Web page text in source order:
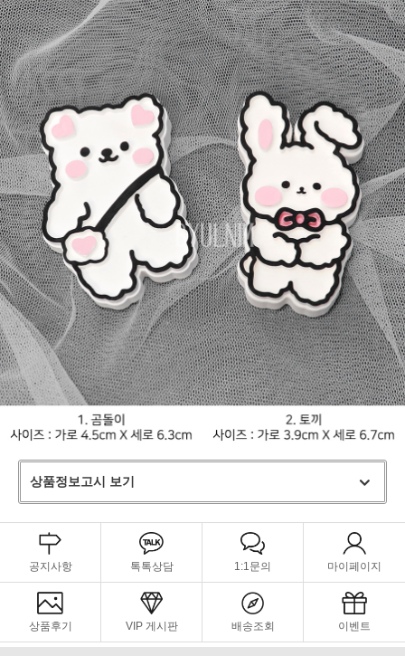
상품정보고시 보기
공지사항 톡톡상담 1:1문의 마이페이지
상품후기 VIP 게시판 배송조회 이벤트